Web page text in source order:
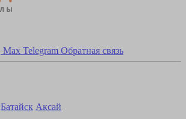
Max Telegram Обратная связь
Батайск Аксай